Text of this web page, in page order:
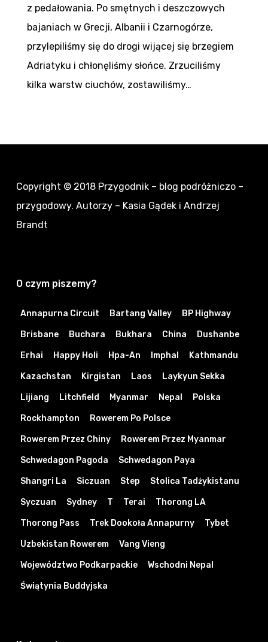
z pedałowania. Po smętnych i deszczowych
bajaniach w Grecji, Albanii i Czarnogórze,
przylepiliśmy się do drogi wijącej się brzegiem
Adriatyku i chłonęliśmy słońce. Zrzuciliśmy
kilka warstw ciuchów, zostawiliśmy…
Copyright © 2018 Przygodnik – blog podróżniczo –
przygodowy. Autorzy – Kasia Gądek i Andrzej
Brandt
O czym piszemy?
Annapurna Circuit Bartang Valley BP Highway
Brisbane Buchara Bukhara China Dushanbe
Erhai Happy Holi Hpa-An Imphal Kathmandu
Kazachstan Kirgistan Laos Laykyun Sekka
Lijiang Litchfield Myanmar Nepal Polska
Rockhampton Rowerem Po Polsce
Rowerem Przez Chiny Rowerem Przez Myanmar
Schwedagon Pagoda Schwedagon Paya
Shangri La Siczuan Step Stolica Tadżykistanu
Syczuan Sydney T Terai Thorong LA
Thorong Pass Trek Dookoła Annapurny Tybet
Uzbekistan Rowerem Vang Vieng
Województwo Podkarpackie Wschodni Nepal
Świątynia Buddyjska